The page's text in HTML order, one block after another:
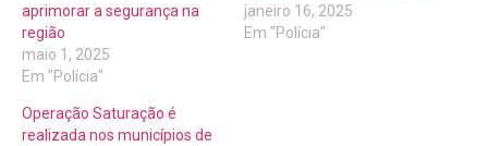
aprimorar a segurança na
região
maio 1, 2025
Em "Polícia"
janeiro 16, 2025
Em "Polícia"
Operação Saturação é
realizada nos municípios de